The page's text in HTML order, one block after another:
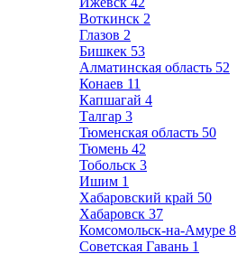
Воткинск 2
Глазов 2
Бишкек 53
Алматинская область 52
Конаев 11
Капшагай 4
Талгар 3
Тюменская область 50
Тюмень 42
Тобольск 3
Ишим 1
Хабаровский край 50
Хабаровск 37
Комсомольск-на-Амуре 8
Советская Гавань 1